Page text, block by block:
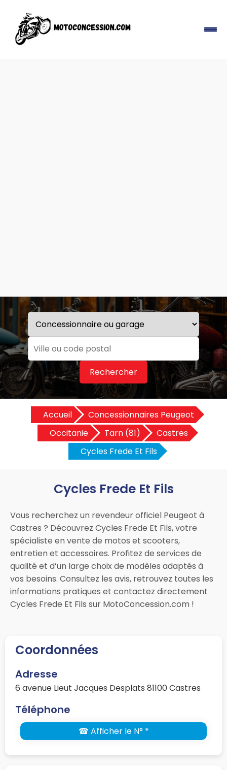
Rechercher
Accueil
Concessionnaires Peugeot
Occitanie
Tarn (81)
Castres
Cycles Frede Et Fils
Cycles Frede Et Fils
Vous recherchez un revendeur officiel Peugeot à
Castres ? Découvrez Cycles Frede Et Fils, votre
spécialiste en vente de motos et scooters,
entretien et accessoires. Profitez de services de
qualité et d’un large choix de modèles adaptés à
vos besoins. Consultez les avis, retrouvez toutes les
informations pratiques et contactez directement
Cycles Frede Et Fils sur MotoConcession.com !
Coordonnées
Adresse
6 avenue Lieut Jacques Desplats 81100 Castres
Téléphone
☎ Afficher le N° *